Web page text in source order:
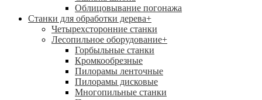
Облицовывание погонажа
Станки для обработки дерева+
Четырехсторонние станки
Лесопильное оборудование+
Горбыльные станки
Кромкообрезные
Пилорамы ленточные
Пилорамы дисковые
Многопильные станки